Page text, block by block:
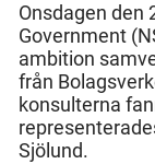
Onsdagen den
Government
ambition
från
konsulterna
Sjölund.